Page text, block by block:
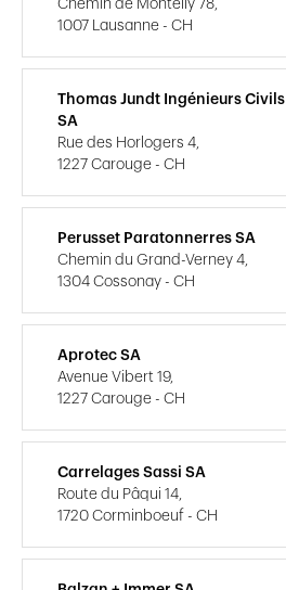
Chemin de Montelly 78,
1007 Lausanne - CH
Thomas Jundt Ingénieurs Civils
SA
Rue des Horlogers 4,
1227 Carouge - CH
Perusset Paratonnerres SA
Chemin du Grand-Verney 4,
1304 Cossonay - CH
Aprotec SA
Avenue Vibert 19,
1227 Carouge - CH
Carrelages Sassi SA
Route du Pâqui 14,
1720 Corminboeuf - CH